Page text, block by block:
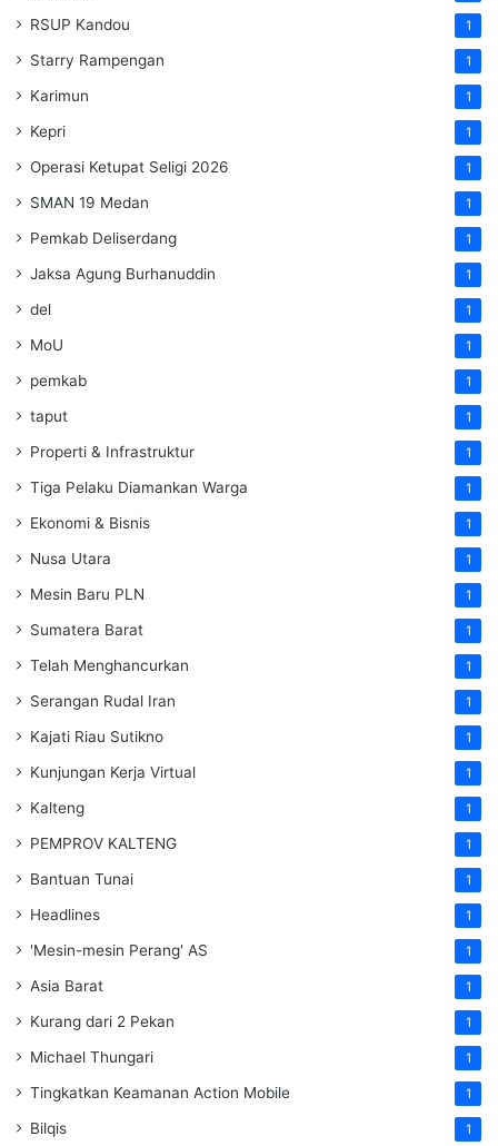
RSUP Kandou 1
Starry Rampengan 1
Karimun 1
Kepri 1
Operasi Ketupat Seligi 2026 1
SMAN 19 Medan 1
Pemkab Deliserdang 1
Jaksa Agung Burhanuddin 1
del 1
MoU 1
pemkab 1
taput 1
Properti & Infrastruktur 1
Tiga Pelaku Diamankan Warga 1
Ekonomi & Bisnis 1
Nusa Utara 1
Mesin Baru PLN 1
Sumatera Barat 1
Telah Menghancurkan 1
Serangan Rudal Iran 1
Kajati Riau Sutikno 1
Kunjungan Kerja Virtual 1
Kalteng 1
PEMPROV KALTENG 1
Bantuan Tunai 1
Headlines 1
'Mesin-mesin Perang' AS 1
Asia Barat 1
Kurang dari 2 Pekan 1
Michael Thungari 1
Tingkatkan Keamanan Action Mobile 1
Bilqis 1